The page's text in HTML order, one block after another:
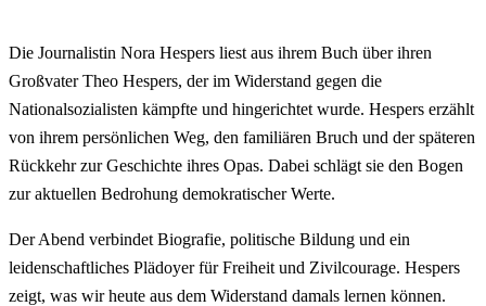
Die Journalistin Nora Hespers liest aus ihrem Buch über ihren
Großvater Theo Hespers, der im Widerstand gegen die
Nationalsozialisten kämpfte und hingerichtet wurde. Hespers erzählt
von ihrem persönlichen Weg, den familiären Bruch und der späteren
Rückkehr zur Geschichte ihres Opas. Dabei schlägt sie den Bogen
zur aktuellen Bedrohung demokratischer Werte.
Der Abend verbindet Biografie, politische Bildung und ein
leidenschaftliches Plädoyer für Freiheit und Zivilcourage. Hespers
zeigt, was wir heute aus dem Widerstand damals lernen können.